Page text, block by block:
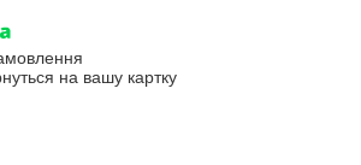
на вашу картку